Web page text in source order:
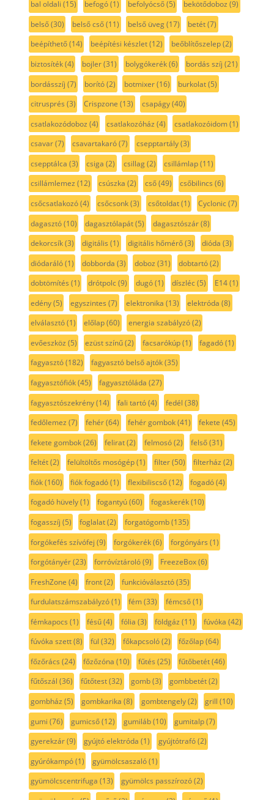
bal oldali (15) befogó(1) befolyócső(5) bekötődoboz (9)
belső(30) belső cső(11) belső üveg(17) betét(7)
beépíthető(14) beépítési készlet(12) beőblítőszelep(2)
biztosíték(4) bojler(31) bolygókerék(6) bordás szíj (21)
bordásszíj (7) borító(2) botmixer(16) burkolat(5)
citrusprés (3) Crispzone (13) csapágy(40)
csatlakozódoboz (4) csatlakozóház (4) csatlakozóidom(1)
csavar(7) csavartakaró(7) csepptartály(3)
csepptálca (3) csiga (2) csillag(2) csillámlap(11)
csillámlemez (12) csúszka (2) cső(49) csőbilincs (6)
csőcsatlakozó(4) csőcsonk(3) csőtoldat(1) Cyclonic(7)
dagasztó(10) dagasztólapát(5) dagasztószár(8)
dekorcsík(3) digitális (1) digitális hőmérő(3) dióda (3)
diódaráló(1) dobborda (3) doboz (31) dobtartó(2)
dobtömítés (1) drótpolc(9) dugó(1) díszléc(5) E14(1)
edény(5) egyszintes (7) elektronika (13) elektróda (8)
elválasztó(1) előlap(60) energia szabályzó(2)
evőeszköz (5) ezüst színű(2) facsarókúp(1) fagadó(1)
fagyasztó(182) fagyasztó belső ajtók(35)
fagyasztófiók(45) fagyasztóláda (27)
fagyasztószekrény(14) fali tartó(4) fedél (38)
fedőlemez (7) fehér(64) fehér gombok(41) fekete (45)
fekete gombok(26) felirat(2) felmosó(2) felső(31)
feltét(2) felültöltős mosógép(1) filter(50) filterház (2)
fiók(160) fiók fogadó(1) flexibiliscső(12) fogadó(4)
fogadó hüvely(1) fogantyú(60) fogaskerék(10)
fogasszíj (5) foglalat(2) forgatógomb(135)
forgókefés szívófej (9) forgókerék(6) forgónyárs (1)
forgótányér(23) forróvíztároló(9) FreezeBox(6)
FreshZone (4) front(2) funkcióválasztó(35)
furdulatszámszabályzó(1) fém(33) fémcső(1)
fémkapocs (1) fésű(4) fólia (3) földgáz (11) fúvóka (42)
fúvóka szett(8) fül (32) főkapcsoló(2) főzőlap(64)
főzőrács (24) főzőzóna (10) fűtés (25) fűtőbetét(46)
fűtőszál (36) fűtőtest(32) gomb(3) gombbetét(2)
gombház (5) gombkarika (8) gombtengely(2) grill (10)
gumi (76) gumicső(12) gumiláb(10) gumitalp(7)
gyerekzár(9) gyújtó elektróda (1) gyújtótrafó(2)
gyúrókampó(1) gyümölcsaszaló(1)
gyümölcscentrifuga (13) gyümölcs passzírozó(2)